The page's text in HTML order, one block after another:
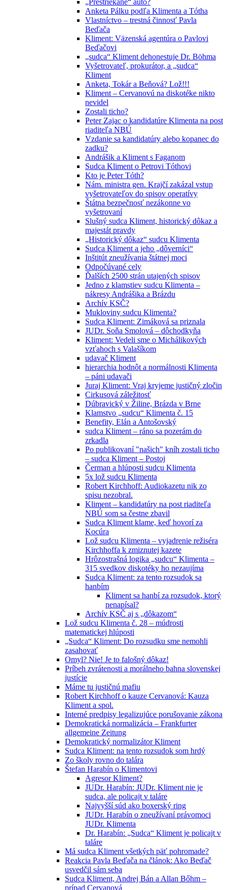
Anketa Pálku podľa Klimenta a Tótha
Vlastníctvo – trestná činnosť Pavla
Beďača
Kliment: Väzenská agentúra o Pavlovi
Beďačovi
„sudca“ Kliment dehonestuje Dr. Böhma
Vyšetrovateľ, prokurátor, a „sudca“
Kliment
Anketa, Tokár a Beňová? Lož!!!
Kliment – Cervanovú na diskotéke nikto
nevidel
Zostali ticho?
Peter Zajac o kandidatúre Klimenta na post
riaditeľa NBÚ
Vzdanie sa kandidatúry alebo kopanec do
zadku?
Andrášik a Kliment s Faganom
Sudca Kliment o Petrovi Tóthovi
Kto je Peter Tóth?
Nám. ministra gen. Krajčí zakázal vstup
vyšetrovateľov do spisov operatívy
Štátna bezpečnosť nezákonne vo
vyšetrovaní
Slušný sudca Kliment, historický dôkaz a
majestát pravdy
„Historický dôkaz“ sudcu Klimenta
Sudca Kliment a jeho „dôverníci“
Inštitút zneužívania štátnej moci
Odpočúvané cely
Ďalších 2500 strán utajených spisov
Jedno z klamstiev sudcu Klimenta –
nákresy Andrášika a Brázdu
Archív KSČ?
Mukloviny sudcu Klimenta?
Sudca Kliment: Zimáková sa priznala
JUDr. Soňa Smolová – dôchodkyňa
Kliment: Vedeli sme o Michálikových
vzťahoch s Valašíkom
udavač Kliment
hierarchia hodnôt a normálnosti Klimenta
– páni udavači
Juraj Kliment: Vraj kryjeme justičný zločin
Cirkusová záležitosť
Dúbravický v Žiline, Brázda v Brne
Klamstvo „sudcu“ Klimenta č. 15
Benefity, Elán a Antošovský
sudca Kliment – ráno sa pozerám do
zrkadla
Po publikovaní "našich" kníh zostali ticho
– sudca Kliment – Postoj
Čerman a hlúposti sudcu Klimenta
5x lož sudcu Klimenta
Robert Kirchhoff: Audiokazetu nik zo
spisu nezobral.
Kliment – kandidatúry na post riaditeľa
NBÚ som sa čestne zbavil
Sudca Kliment klame, keď hovorí za
Kocúra
Lož sudcu Klimenta – vyjadrenie režiséra
Kirchhoffa k zmiznutej kazete
Hrôzostrašná logika „sudcu“ Klimenta –
315 svedkov diskotéky ho nezaujíma
Sudca Kliment: za tento rozsudok sa
hanbím
Kliment sa hanbí za rozsudok, ktorý
nenapísal?
Archív KSČ aj s „dôkazom“
Lož sudcu Klimenta č. 28 – múdrosti
matematickej hlúposti
„Sudca“ Kliment: Do rozsudku sme nemohli
zasahovať
Omyl? Nie! Je to falošný dôkaz!
Príbeh zvrátenosti a morálneho bahna slovenskej
justície
Máme tu justičnú mafiu
Robert Kirchhoff o kauze Cervanová: Kauza
Kliment a spol.
Interné predpisy legalizujúce porušovanie zákona
Demokratická normalizácia – Frankfurter
allgemeine Zeitung
Demokratický normalizátor Kliment
Sudca Kliment: na tento rozsudok som hrdý
Zo školy rovno do talára
Štefan Harabín o Klimentovi
Agresor Kliment?
JUDr. Harabín: JUDr. Kliment nie je
sudca, ale policajt v taláre
Najvyšší súd ako boxerský ring
JUDr. Harabín o zneužívaní právomoci
JUDr. Klimenta
Dr. Harabín: „Sudca“ Kliment je policajt v
taláre
Má sudca Kliment všetkých päť pohromade?
Reakcia Pavla Beďača na článok: Ako Beďač
usvedčil sám seba
Sudca Kliment, Andrej Bán a Allan Bőhm –
prípad Cervanová